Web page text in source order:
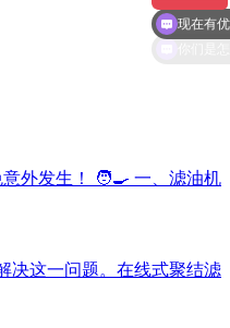
外发生！ 🧑‍🍳 一、滤油机
决这一问题。在线式聚结滤
现在有